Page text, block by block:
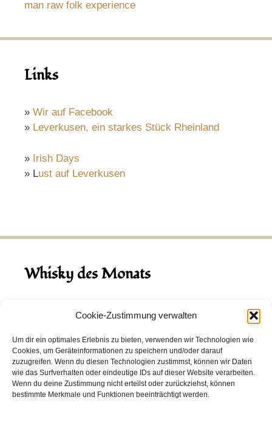
Cookie-Zustimmung verwalten
Um dir ein optimales Erlebnis zu bieten, verwenden wir Technologien wie
Cookies, um Geräteinformationen zu speichern und/oder darauf
zuzugreifen. Wenn du diesen Technologien zustimmst, können wir Daten
wie das Surfverhalten oder eindeutige IDs auf dieser Website verarbeiten.
Wenn du deine Zustimmung nicht erteilst oder zurückziehst, können
bestimmte Merkmale und Funktionen beeinträchtigt werden.
man raw folk experience
Links
» Wir auf Facebook
» Leverkusen, ein starkes Stück Rheinland
» Irish Days
» Lust auf Leverkusen
Whisky des Monats
August 2026
Hinch Double Wood
Destillerie:Hinch(Irland)
Single Malt, 43.0%
Peated: Nein